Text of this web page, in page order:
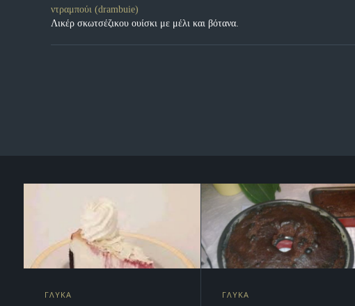
ντραμπούι (drambuie)
Λικέρ σκωτσέζικου ουίσκι με μέλι και βότανα.
ΓΛΥΚΑ ΓΛΥΚΑ